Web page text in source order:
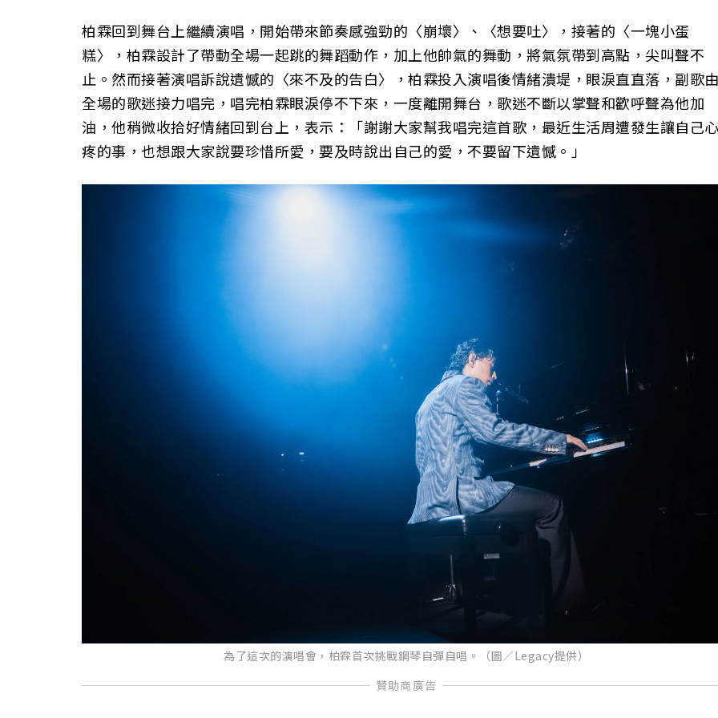
柏霖回到舞台上繼續演唱，開始帶來節奏感強勁的〈崩壞〉、〈想要吐〉，接著的〈一塊小蛋
糕〉，柏霖設計了帶動全場一起跳的舞蹈動作，加上他帥氣的舞動，將氣氛帶到高點，尖叫聲不
止。然而接著演唱訴說遺憾的〈來不及的告白〉，柏霖投入演唱後情緒潰堤，眼淚直直落，副歌
全場的歌迷接力唱完，唱完柏霖眼淚停不下來，一度離開舞台，歌迷不斷以掌聲和歡呼聲為他加
油，他稍微收拾好情緒回到台上，表示：「謝謝大家幫我唱完這首歌，最近生活周遭發生讓自己
疼的事，也想跟大家說要珍惜所愛，要及時說出自己的愛，不要留下遺憾。」
為了這次的演唱會，柏霖首次挑戰鋼琴自彈自唱。（圖／Legacy提供）